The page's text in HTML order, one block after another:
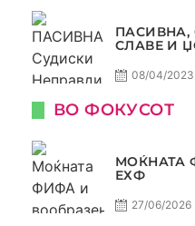
ПАСИВНА,
СЛАВЕ И
08/04/2023
ВО ФОКУСОТ
МОЌНАТА
ЕХФ
27/06/2026